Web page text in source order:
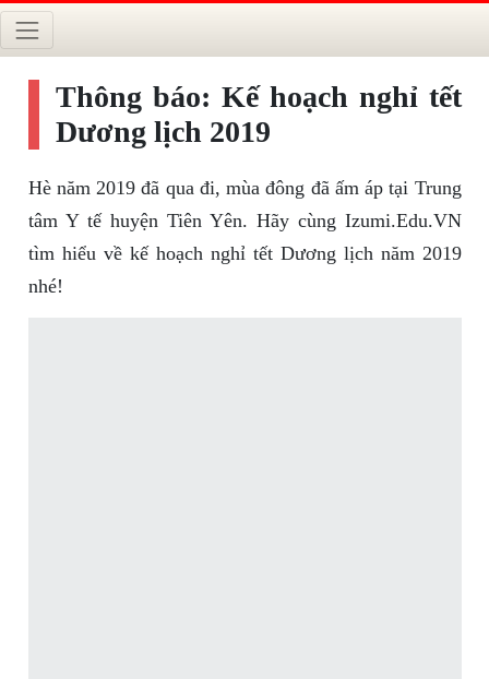
Thông báo: Kế hoạch nghỉ tết
Dương lịch 2019
Hè năm 2019 đã qua đi, mùa đông đã ấm áp tại Trung
tâm Y tế huyện Tiên Yên. Hãy cùng Izumi.Edu.VN
tìm hiểu về kế hoạch nghỉ tết Dương lịch năm 2019
nhé!